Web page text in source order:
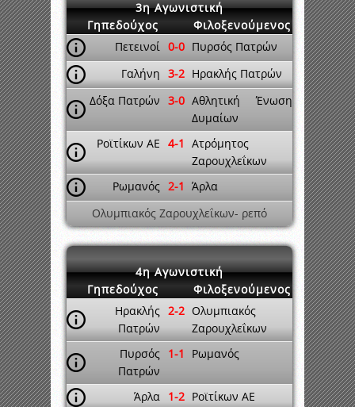
3η Αγωνιστική
Γηπεδούχος
Φιλοξενούμενος
Πετεινοί 0-0 Πυρσός Πατρών
Γαλήνη 3-2 Ηρακλής Πατρών
Δόξα Πατρών 3-0 Αθλητική Ένωση
Δυμαίων
Ροϊτίκων ΑΕ 4-1 Ατρόμητος
Ζαρουχλεΐκων
Ρωμανός 2-1 Άρλα
Ολυμπιακός Ζαρουχλεΐκων- ρεπό
4η Αγωνιστική
Γηπεδούχος
Φιλοξενούμενος
Ηρακλής
Πατρών
2-2 Ολυμπιακός
Ζαρουχλεΐκων
Πυρσός
Πατρών
1-1 Ρωμανός
Άρλα 1-2 Ροϊτίκων ΑΕ